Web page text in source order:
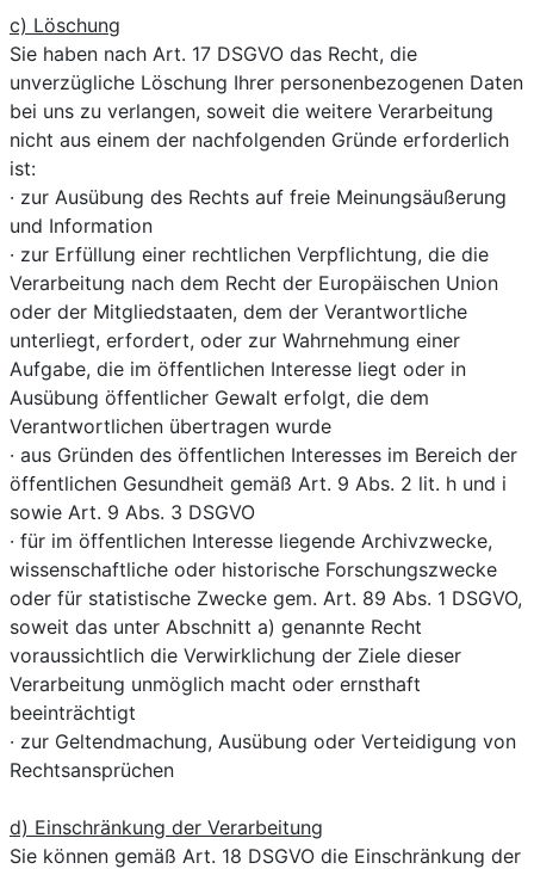
c) Löschung
Sie haben nach Art. 17 DSGVO das Recht, die
unverzügliche Löschung Ihrer personenbezogenen Daten
bei uns zu verlangen, soweit die weitere Verarbeitung
nicht aus einem der nachfolgenden Gründe erforderlich
ist:
· zur Ausübung des Rechts auf freie Meinungsäußerung
und Information
· zur Erfüllung einer rechtlichen Verpflichtung, die die
Verarbeitung nach dem Recht der Europäischen Union
oder der Mitgliedstaaten, dem der Verantwortliche
unterliegt, erfordert, oder zur Wahrnehmung einer
Aufgabe, die im öffentlichen Interesse liegt oder in
Ausübung öffentlicher Gewalt erfolgt, die dem
Verantwortlichen übertragen wurde
· aus Gründen des öffentlichen Interesses im Bereich der
öffentlichen Gesundheit gemäß Art. 9 Abs. 2 lit. h und i
sowie Art. 9 Abs. 3 DSGVO
· für im öffentlichen Interesse liegende Archivzwecke,
wissenschaftliche oder historische Forschungszwecke
oder für statistische Zwecke gem. Art. 89 Abs. 1 DSGVO,
soweit das unter Abschnitt a) genannte Recht
voraussichtlich die Verwirklichung der Ziele dieser
Verarbeitung unmöglich macht oder ernsthaft
beeinträchtigt
· zur Geltendmachung, Ausübung oder Verteidigung von
Rechtsansprüchen
d) Einschränkung der Verarbeitung
Sie können gemäß Art. 18 DSGVO die Einschränkung der